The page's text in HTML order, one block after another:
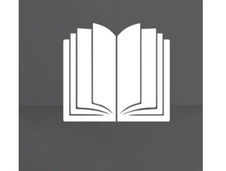
PUBLIER SES EXPOSITIONS
L'ÉQUIPE OAM